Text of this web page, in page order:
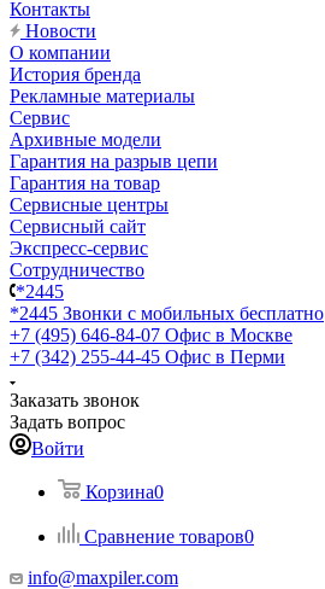
Контакты
Новости
О компании
История бренда
Рекламные материалы
Сервис
Архивные модели
Гарантия на разрыв цепи
Гарантия на товар
Сервисные центры
Сервисный сайт
Экспресс-сервис
Сотрудничество
*2445
*2445 Звонки с мобильных бесплатно
+7 (495) 646-84-07 Офис в Москве
+7 (342) 255-44-45 Офис в Перми
Заказать звонок
Задать вопрос
Войти
Корзина0
Сравнение товаров0
info@maxpiler.com